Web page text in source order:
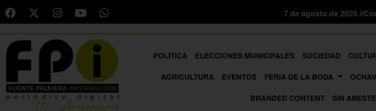
7 de agosto de 2026 //
POLÍTICA ELECCIONES MUNICIPALES SOCIEDAD
AGRICULTURA
EVENTOS FERIA DE LA BODA
BRANDED CONTENT
SIN